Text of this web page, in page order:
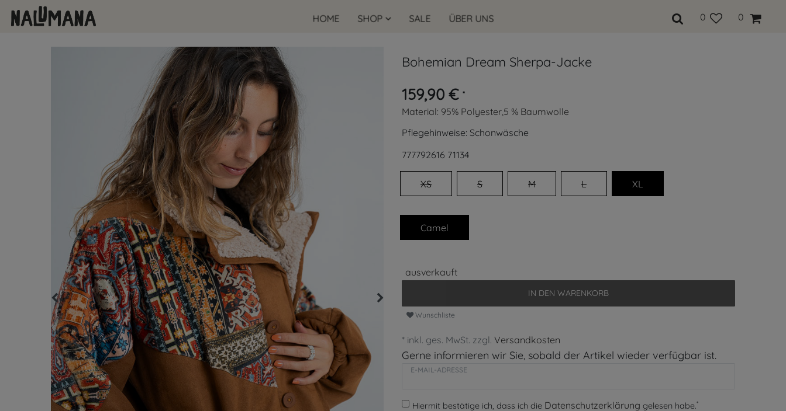
HOME SHOP SALE ÜBER UNS 0 0
Bohemian Dream Sherpa-Jacke
159,90 € *
Material: 95% Polyester,5 % Baumwolle
Pflegehinweise: Schonwäsche
777792616 71134
XS S M L XL
Camel
ausverkauft
IN DEN WARENKORB
Wunschliste
* inkl. ges. MwSt. zzgl. Versandkosten
Gerne informieren wir Sie, sobald der Artikel wieder verfügbar ist.
E-MAIL-ADRESSE
Hiermit bestätige ich, dass ich die Daten­schutz­erklärung gelesen habe.*